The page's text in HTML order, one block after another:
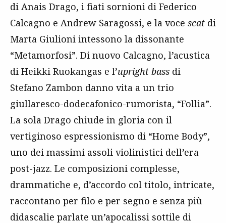
di Anais Drago, i fiati sornioni di Federico
Calcagno e Andrew Saragossi, e la voce scat di
Marta Giulioni intessono la dissonante
“Metamorfosi”. Di nuovo Calcagno, l’acustica
di Heikki Ruokangas e l’upright bass di
Stefano Zambon danno vita a un trio
giullaresco-dodecafonico-rumorista, “Follia”.
La sola Drago chiude in gloria con il
vertiginoso espressionismo di “Home Body”,
uno dei massimi assoli violinistici dell’era
post-jazz. Le composizioni complesse,
drammatiche e, d’accordo col titolo, intricate,
raccontano per filo e per segno e senza più
didascalie parlate un’apocalissi sottile di